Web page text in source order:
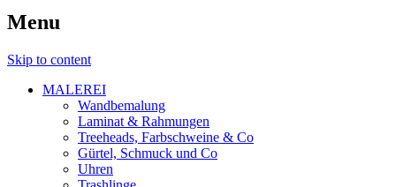
Menu
Skip to content
MALEREI
Wandbemalung
Laminat & Rahmungen
Treeheads, Farbschweine & Co
Gürtel, Schmuck und Co
Uhren